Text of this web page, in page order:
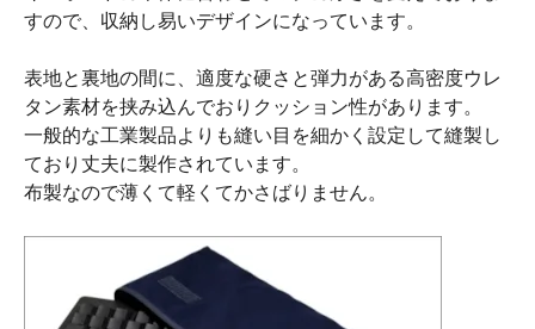
すので、収納し易いデザインになっています。
表地と裏地の間に、適度な硬さと弾力がある高密度ウレ
タン素材を挟み込んでおりクッション性があります。
一般的な工業製品よりも縫い目を細かく設定して縫製し
ており丈夫に製作されています。
布製なので薄くて軽くてかさばりません。